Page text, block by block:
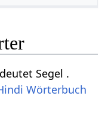
Segel .
Wörterbuch